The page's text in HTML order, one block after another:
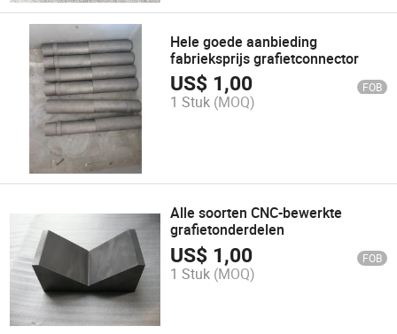
Hele goede aanbieding
fabrieksprijs grafietconnector
US$ 1,00 FOB
1 Stuk (MOQ)
Alle soorten CNC-bewerkte
grafietonderdelen
US$ 1,00 FOB
1 Stuk (MOQ)